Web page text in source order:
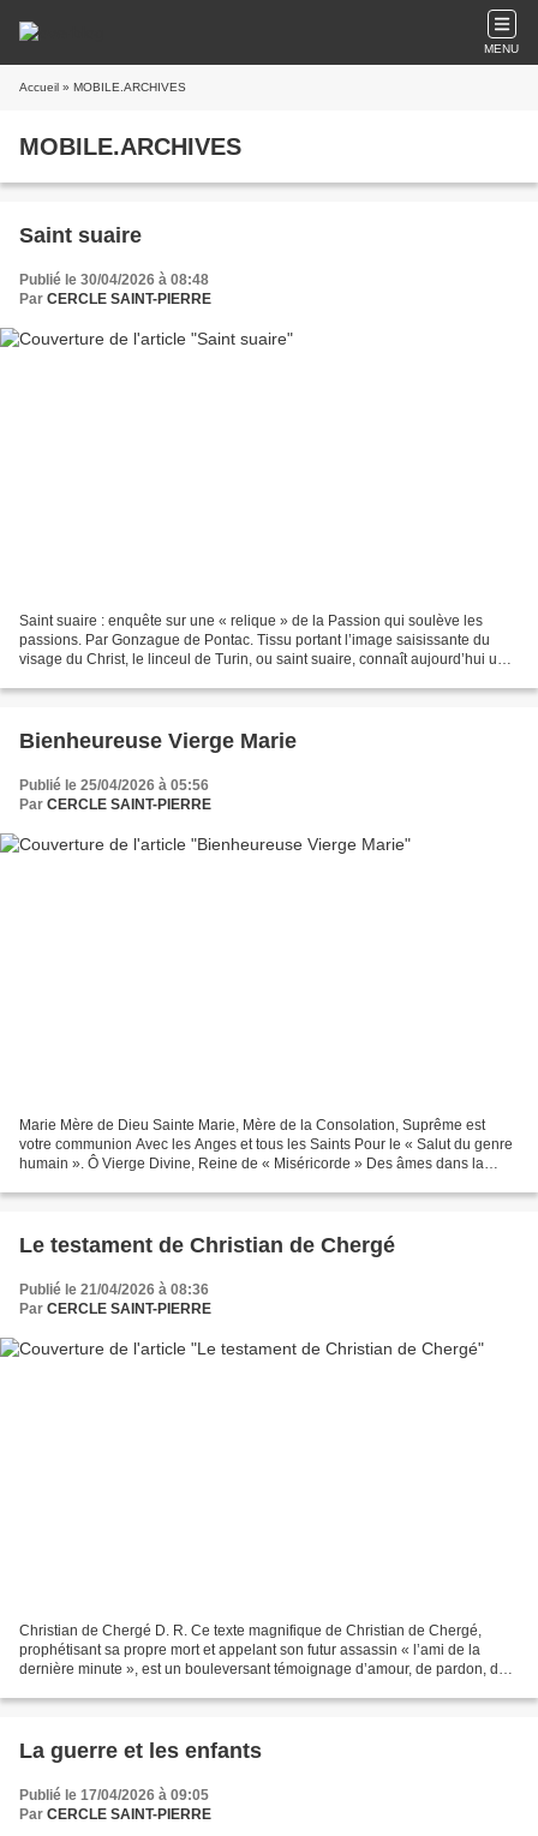
MENU
Accueil » MOBILE.ARCHIVES
MOBILE.ARCHIVES
Saint suaire
Publié le 30/04/2026 à 08:48
Par CERCLE SAINT-PIERRE
Saint suaire : enquête sur une « relique » de la Passion qui soulève les
passions. Par Gonzague de Pontac. Tissu portant l’image saisissante du
visage du Christ, le linceul de Turin, ou saint suaire, connaît aujourd’hui un
Bienheureuse Vierge Marie
Publié le 25/04/2026 à 05:56
Par CERCLE SAINT-PIERRE
Marie Mère de Dieu Sainte Marie, Mère de la Consolation, Suprême est
votre communion Avec les Anges et tous les Saints Pour le « Salut du genre
humain ». Ô Vierge Divine, Reine de « Miséricorde » Des âmes dans la
Le testament de Christian de Chergé
Publié le 21/04/2026 à 08:36
Par CERCLE SAINT-PIERRE
Christian de Chergé D. R. Ce texte magnifique de Christian de Chergé,
prophétisant sa propre mort et appelant son futur assassin « l’ami de la
dernière minute », est un bouleversant témoignage d’amour, de pardon, de
La guerre et les enfants
Publié le 17/04/2026 à 09:05
Par CERCLE SAINT-PIERRE